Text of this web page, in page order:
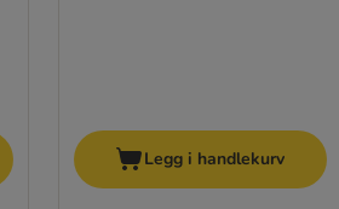
Legg i handlekurv